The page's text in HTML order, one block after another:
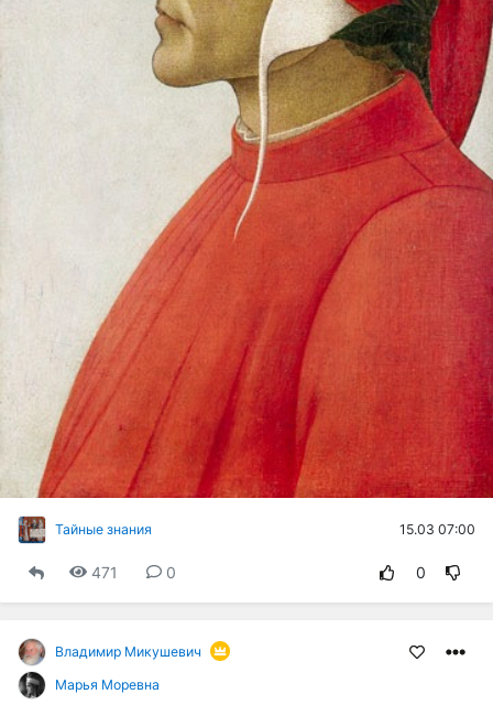
Тайные знания 15.03 07:00
471 0 0
Владимир Микушевич
Марья Моревна